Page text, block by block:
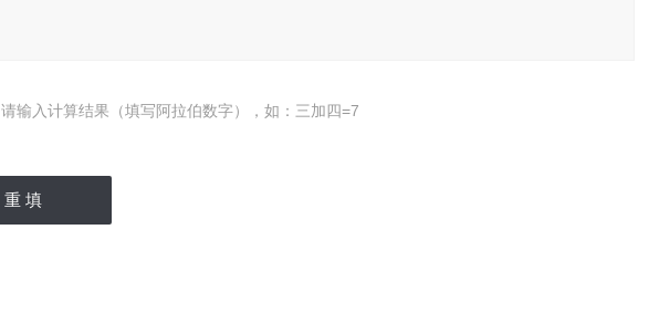
请输入计算结果（填写阿拉伯数字），如：三加四=7